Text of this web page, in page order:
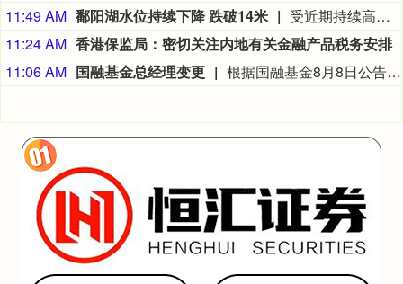
11:49 AM 鄱阳湖水位持续下降 跌破14米
受近期持续高温天气影响，我国最大淡水湖鄱阳湖水位快速下降。截至8月8日8时，鄱阳湖标志性水文站星子站水位下降至13.97米，较昨日下降0.13米，鄱阳湖湖口站水位下降至13.84米，湖区两岸退水痕迹明显。（央视新闻）
11:24 AM 香港保监局：密切关注内地有关金融产品税务安排
11:06 AM 国融基金总经理变更 根据国融基金8月8日公告，总经理毛灵俊因个人原因离任，总经理职位暂由张圆辉代任。根据国融基金安排，该公司董事会选举韩光华拟任公司总经理，待韩光华完成相关程序后履职。